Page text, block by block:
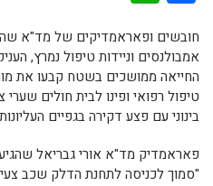
חובשים ופאראמדיקים של מד"א
אמבולנסים וניידות טיפול נמרץ,
בינוני עם פצע דקירה בגפיים
פאראמדיק מד"א אורי גבריאל